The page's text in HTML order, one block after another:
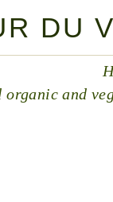
DU
and